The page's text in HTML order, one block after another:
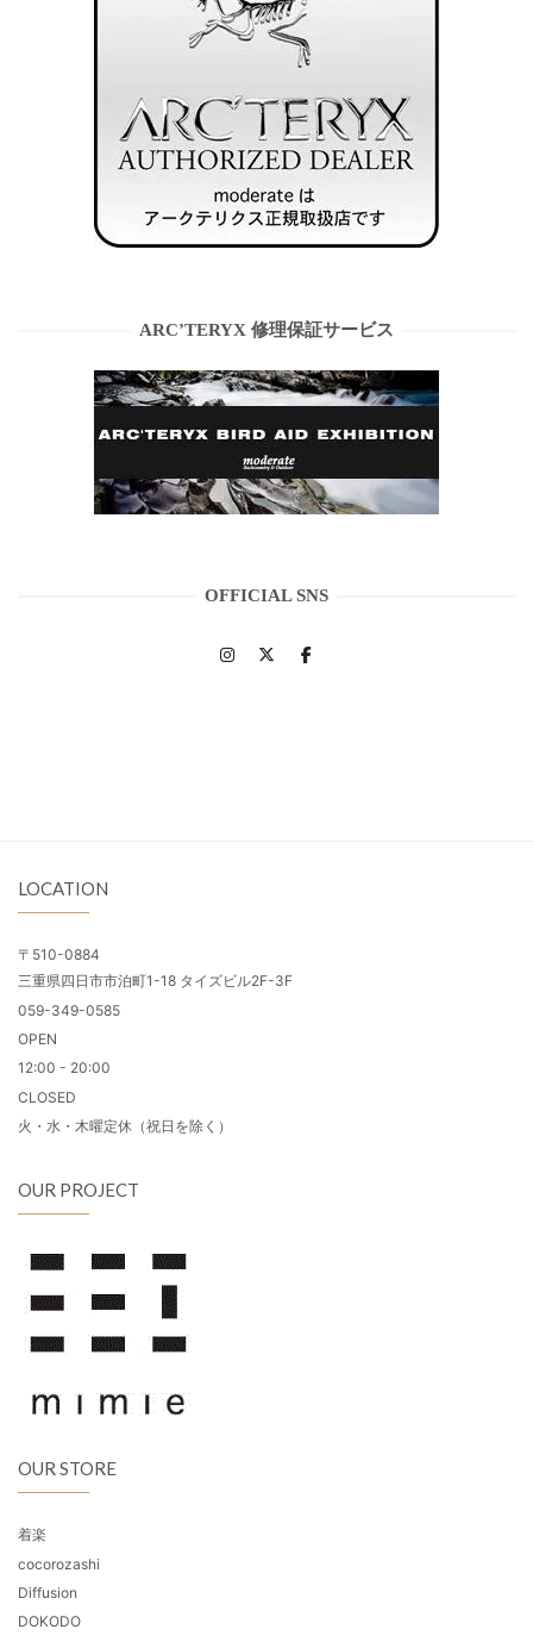
ARC’TERYX 修理保証サービス
OFFICIAL SNS
LOCATION
〒510-0884
三重県四日市市泊町1-18 タイズビル2F-3F
059-349-0585
OPEN
12:00 - 20:00
CLOSED
火・水・木曜定休（祝日を除く）
OUR PROJECT
OUR STORE
着楽
cocorozashi
Diffusion
DOKODO